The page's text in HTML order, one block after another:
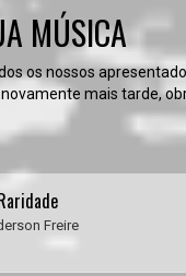
MÚSICA
os nossos
mais tarde,
Freire